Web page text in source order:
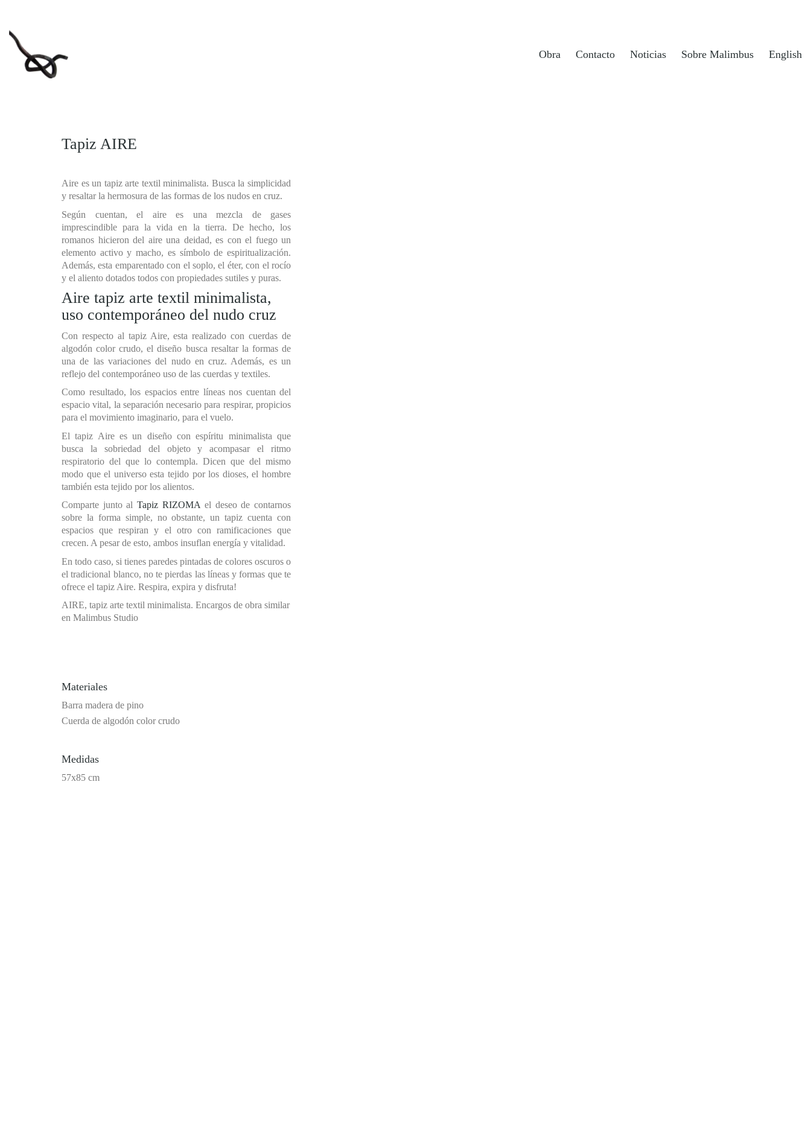
Obra Contacto Noticias Sobre Malimbus English
Tapiz AIRE
Aire es un tapiz arte textil minimalista. Busca la simplicidad
y resaltar la hermosura de las formas de los nudos en cruz.
Según cuentan, el aire es una mezcla de gases
imprescindible para la vida en la tierra. De hecho, los
romanos hicieron del aire una deidad, es con el fuego un
elemento activo y macho, es símbolo de espiritualización.
Además, esta emparentado con el soplo, el éter, con el rocío
y el aliento dotados todos con propiedades sutiles y puras.
Aire tapiz arte textil minimalista,
uso contemporáneo del nudo cruz
Con respecto al tapiz Aire, esta realizado con cuerdas de
algodón color crudo, el diseño busca resaltar la formas de
una de las variaciones del nudo en cruz. Además, es un
reflejo del contemporáneo uso de las cuerdas y textiles.
Como resultado, los espacios entre líneas nos cuentan del
espacio vital, la separación necesario para respirar, propicios
para el movimiento imaginario, para el vuelo.
El tapiz Aire es un diseño con espíritu minimalista que
busca la sobriedad del objeto y acompasar el ritmo
respiratorio del que lo contempla. Dicen que del mismo
modo que el universo esta tejido por los dioses, el hombre
también esta tejido por los alientos.
Comparte junto al Tapiz RIZOMA el deseo de contarnos
sobre la forma simple, no obstante, un tapiz cuenta con
espacios que respiran y el otro con ramificaciones que
crecen. A pesar de esto, ambos insuflan energía y vitalidad.
En todo caso, si tienes paredes pintadas de colores oscuros o
el tradicional blanco, no te pierdas las líneas y formas que te
ofrece el tapiz Aire. Respira, expira y disfruta!
AIRE, tapiz arte textil minimalista. Encargos de obra similar
en Malimbus Studio
Materiales
Barra madera de pino
Cuerda de algodón color crudo
Medidas
57x85 cm